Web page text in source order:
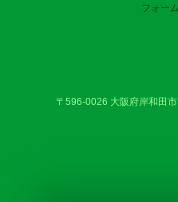
フォー
〒596-0026 大阪府岸和田